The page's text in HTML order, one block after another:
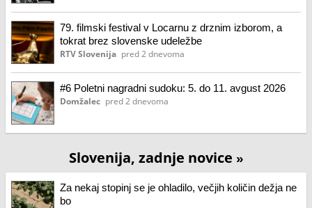
79. filmski festival v Locarnu z drznim izborom, a
tokrat brez slovenske udeležbe
RTV Slovenija pred 2 dnevoma
#6 Poletni nagradni sudoku: 5. do 11. avgust 2026
Domžalec pred 2 dnevoma
Slovenija, zadnje novice »
Za nekaj stopinj se je ohladilo, večjih količin dežja ne
bo